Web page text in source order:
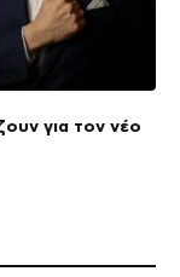
για τον νέο